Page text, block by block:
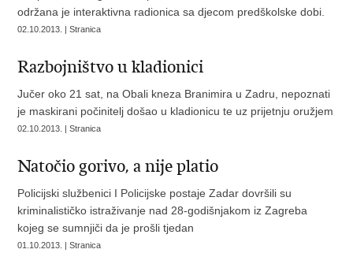
održana je interaktivna radionica sa djecom predškolske dobi.
02.10.2013. | Stranica
Razbojništvo u kladionici
Jučer oko 21 sat, na Obali kneza Branimira u Zadru, nepoznati
je maskirani počinitelj došao u kladionicu te uz prijetnju oružjem
02.10.2013. | Stranica
Natočio gorivo, a nije platio
Policijski službenici I Policijske postaje Zadar dovršili su
kriminalističko istraživanje nad 28-godišnjakom iz Zagreba
kojeg se sumnjiči da je prošli tjedan
01.10.2013. | Stranica